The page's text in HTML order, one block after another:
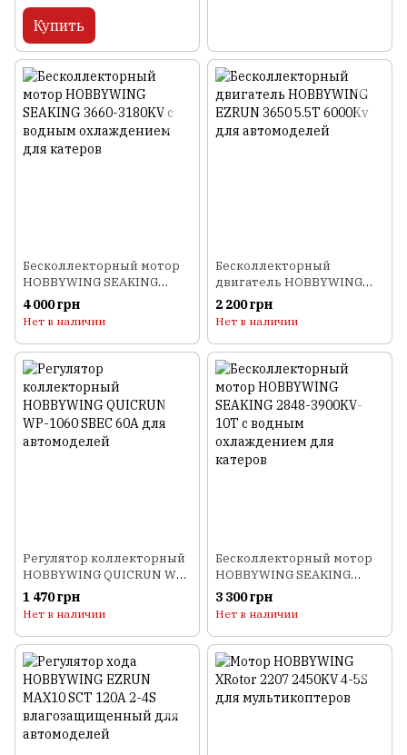
Купить
Бесколлекторный мотор
HOBBYWING SEAKING
3660-3180KV с водным
охлаждением для катеров
4 000 грн
Нет в наличии
Бесколлекторный
двигатель HOBBYWING
EZRUN 3650 5.5T 6000Kv
для автомоделей
2 200 грн
Нет в наличии
Регулятор коллекторный
HOBBYWING QUICRUN WP-
1060 SBEC 60A для
автомоделей
1 470 грн
Нет в наличии
Бесколлекторный мотор
HOBBYWING SEAKING
2848-3900KV-10T с водным
охлаждением для катеров
3 300 грн
Нет в наличии